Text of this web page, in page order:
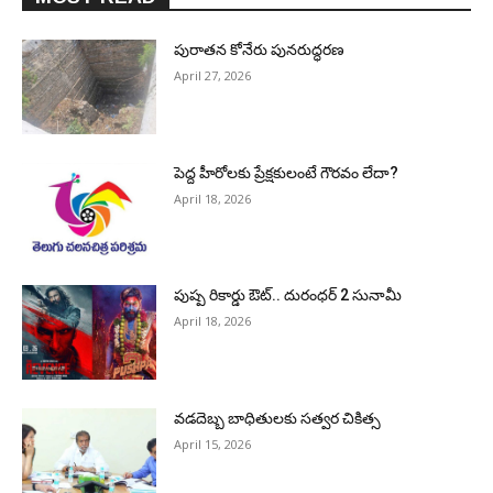
పురాత‌న కోనేరు పున‌రుద్ధ‌ర‌ణ
April 27, 2026
పెద్ద హీరోల‌కు ప్రేక్ష‌కులంటే గౌర‌వం లేదా?
April 18, 2026
పుష్ప రికార్డు ఔట్‌.. దురంధ‌ర్ 2 సునామీ
April 18, 2026
వడదెబ్బ బాధితులకు సత్వర చికిత్స
April 15, 2026